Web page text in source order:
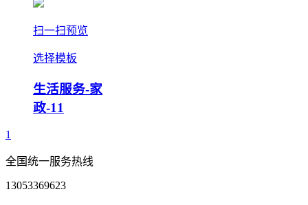
扫一扫预览
选择模板
生活服务-家
政-11
1
全国统一服务热线
13053369623